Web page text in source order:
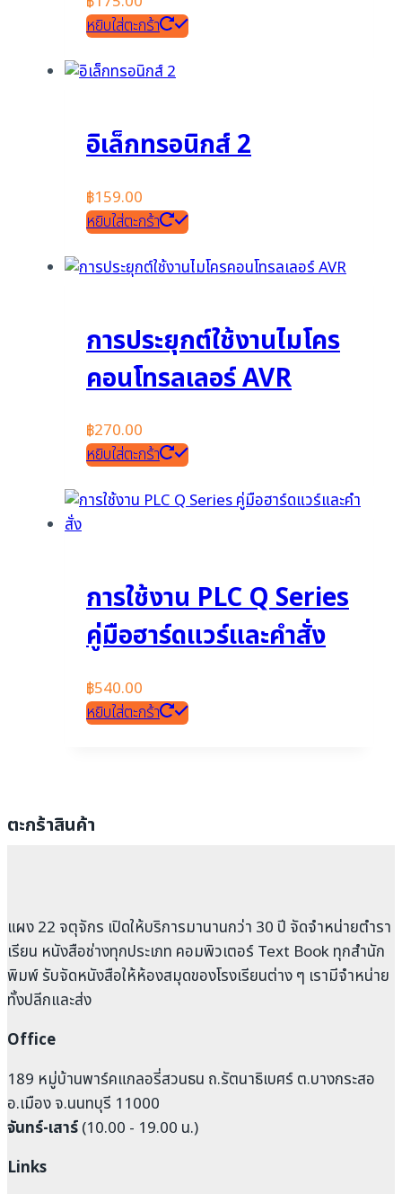
หยิบใส่ตะกร้า
อิเล็กทรอนิกส์ 2
฿159.00
หยิบใส่ตะกร้า
การประยุกต์ใช้งานไมโคร
คอนโทรลเลอร์ AVR
฿270.00
หยิบใส่ตะกร้า
การใช้งาน PLC Q Series
คู่มือฮาร์ดแวร์และคำสั่ง
฿540.00
หยิบใส่ตะกร้า
ตะกร้าสินค้า
แผง 22 จตุจักร เปิดให้บริการมานานกว่า 30 ปี จัดจำหน่ายตำรา
เรียน หนังสือช่างทุกประเภท คอมพิวเตอร์ Text Book ทุกสำนัก
พิมพ์ รับจัดหนังสือให้ห้องสมุดของโรงเรียนต่าง ๆ เรามีจำหน่าย
ทั้งปลีกและส่ง
Office
189 หมู่บ้านพาร์คแกลอรี่สวนธน ถ.รัตนาธิเบศร์ ต.บางกระสอ
อ.เมือง จ.นนทบุรี 11000
จันทร์-เสาร์(10.00 - 19.00 น.)
Links